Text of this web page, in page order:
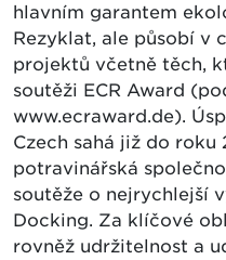
hlavním garantem
Rezyklat, ale působí v
projektů včetně těch,
soutěži ECR Award
www.ecraward.de).
Czech sahá již do
potravinářská
soutěže o nejrychlejší
Docking. Za klíčové
rovněž udržitelnost a